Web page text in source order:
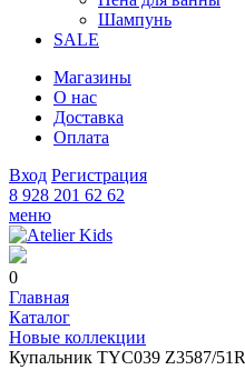
Шампунь
SALE
Магазины
О нас
Доставка
Оплата
Вход Регистрация
8 928 201 62 62
меню
0
Главная
Каталог
Новые коллекции
Купальник TYC039 Z3587/